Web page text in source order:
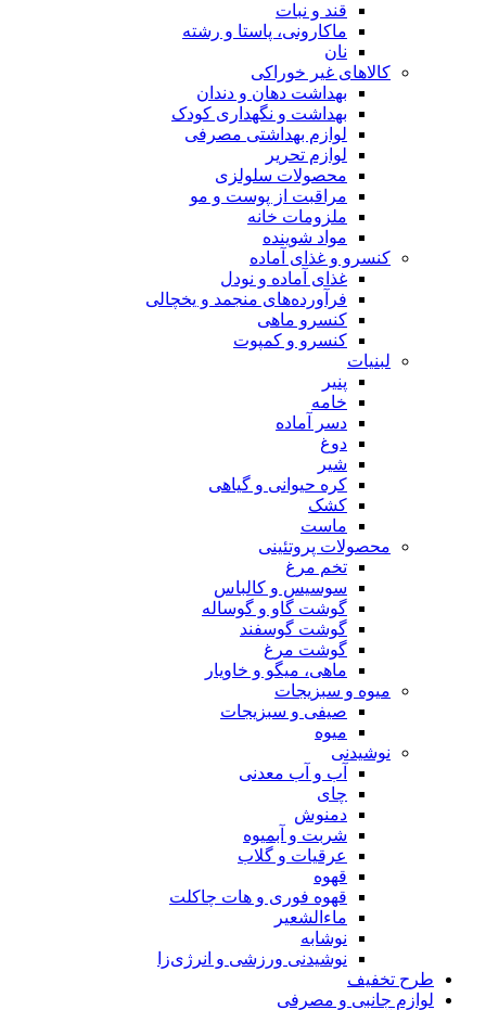
قند و نبات
ماکارونی، پاستا و رشته
نان
کالاهای غیر خوراکی
بهداشت دهان و دندان
بهداشت و نگهداری کودک
لوازم بهداشتی مصرفی
لوازم تحریر
محصولات سلولزی
مراقبت از پوست و مو
ملزومات خانه
مواد شوینده
کنسرو و غذای آماده
غذای آماده و نودل
فرآورده‌های منجمد و یخچالی
کنسرو ماهی
کنسرو و کمپوت
لبنیات
پنیر
خامه
دسر آماده
دوغ
شیر
کره حیوانی و گیاهی
کشک
ماست
محصولات پروتئینی
تخم مرغ
سوسیس و کالباس
گوشت گاو و گوساله
گوشت گوسفند
گوشت مرغ
ماهی، میگو و خاویار
میوه و سبزیجات
صیفی و سبزیجات
میوه
نوشیدنی
آب و آب معدنی
چای
دمنوش
شربت و آبمیوه
عرقیات و گلاب
قهوه
قهوه فوری و هات چاکلت
ماءالشعیر
نوشابه
نوشیدنی ورزشی و انرژی‌زا
طرح تخفیف
لوازم جانبی و مصرفی